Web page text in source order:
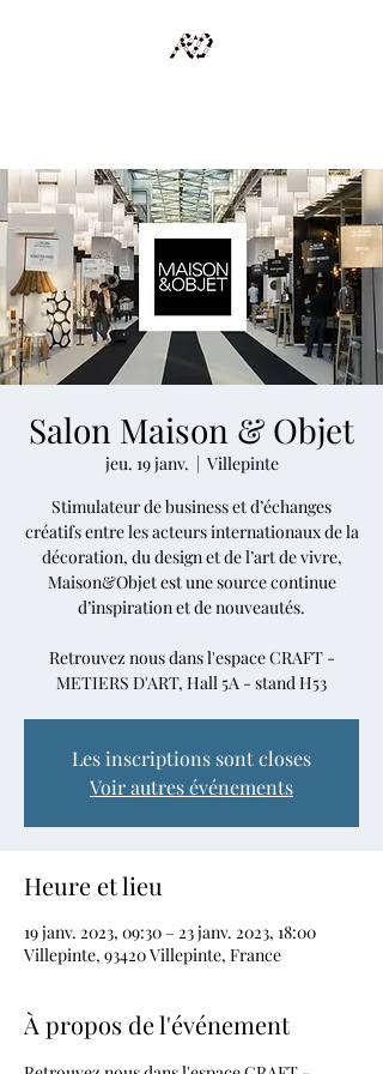
Salon Maison & Objet
jeu. 19 janv.
  |
Villepinte
Stimulateur de business et d’échanges
créatifs entre les acteurs internationaux de la
décoration, du design et de l’art de vivre,
Maison&Objet est une source continue
d’inspiration et de nouveautés.
Retrouvez nous dans l'espace CRAFT -
METIERS D'ART, Hall 5A - stand H53
Les inscriptions sont closes
Voir autres événements
Heure et lieu
19 janv. 2023, 09:30 – 23 janv. 2023, 18:00
Villepinte, 93420 Villepinte, France
À propos de l'événement